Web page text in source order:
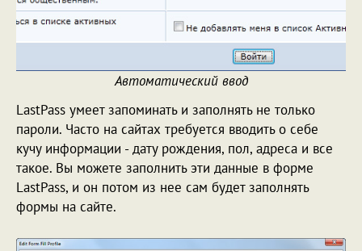
Автоматический ввод
LastPass умеет запоминать и заполнять не только
пароли. Часто на сайтах требуется вводить о себе
кучу информации - дату рождения, пол, адреса и все
такое. Вы можете заполнить эти данные в форме
LastPass, и он потом из нее сам будет заполнять
формы на сайте.